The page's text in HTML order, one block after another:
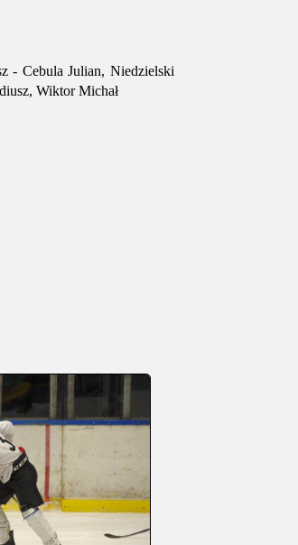
- Cebula Julian, Niedzielski
Wiktor Michał